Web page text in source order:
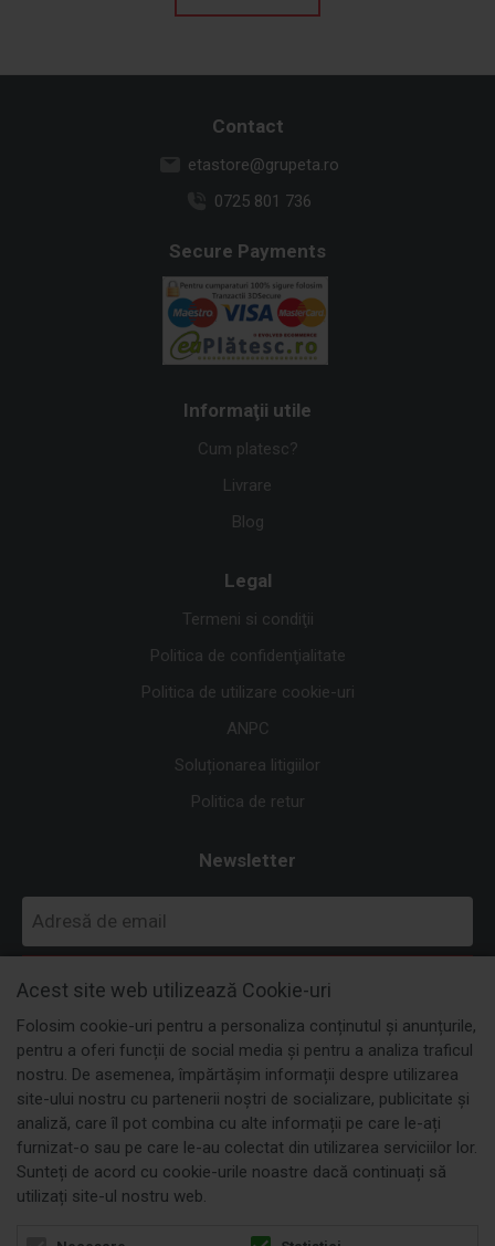
Contact
etastore@grupeta.ro
0725 801 736
Secure Payments
Informaţii utile
Cum platesc?
Livrare
Blog
Legal
Termeni si condiţii
Politica de confidenţialitate
Politica de utilizare cookie-uri
ANPC
Soluționarea litigiilor
Politica de retur
Newsletter
MĂ ABONEZ
Acest site web utilizează Cookie-uri
Folosim cookie-uri pentru a personaliza conținutul și anunțurile,
pentru a oferi funcții de social media și pentru a analiza traficul
nostru. De asemenea, împărtășim informații despre utilizarea
site-ului nostru cu partenerii noștri de socializare, publicitate și
analiză, care îl pot combina cu alte informații pe care le-ați
furnizat-o sau pe care le-au colectat din utilizarea serviciilor lor.
Sunteți de acord cu cookie-urile noastre dacă continuați să
utilizați site-ul nostru web.